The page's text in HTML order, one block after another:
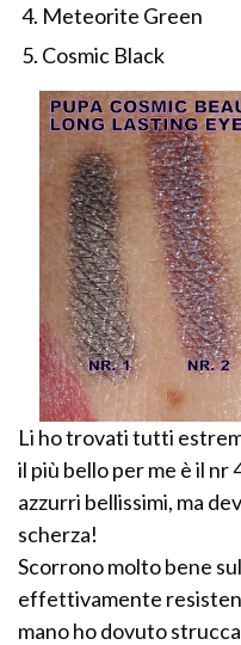
Meteorite Green
Cosmic Black
Li ho trovati tutti
il più bello per me è il nr
azzurri bellissimi, ma
scherza!
Scorrono molto bene
effettivamente
mano ho dovuto